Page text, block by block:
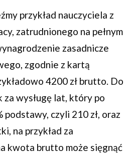
przykład nauczyciela z
zatrudnionego na pełnym
zasadnicze
zgodnie z kartą
4200 zł brutto. Do
wysługę lat, który po
podstawy, czyli 210 zł, oraz
na przykład za
kwota brutto może sięgnąć